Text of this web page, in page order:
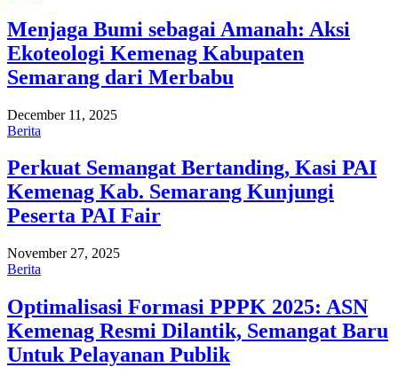
Menjaga Bumi sebagai Amanah: Aksi
Ekoteologi Kemenag Kabupaten
Semarang dari Merbabu
December 11, 2025
Berita
Perkuat Semangat Bertanding, Kasi PAI
Kemenag Kab. Semarang Kunjungi
Peserta PAI Fair
November 27, 2025
Berita
Optimalisasi Formasi PPPK 2025: ASN
Kemenag Resmi Dilantik, Semangat Baru
Untuk Pelayanan Publik